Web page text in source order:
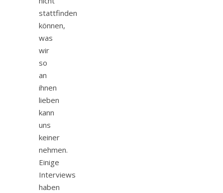
stattfinden
können,
was
wir
so
an
ihnen
lieben
kann
uns
keiner
nehmen.
Einige
Interviews
haben